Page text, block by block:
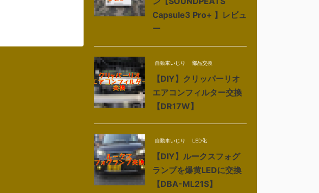
Capsule3 Pro+ 】レビュ
ー
自動車いじり 部品交換
【DIY】クリッパーリオ
エアコンフィルター交換
【DR17W】
自動車いじり LED化
【DIY】ルークスフォグ
ランプを爆黄LEDに交換
【DBA-ML21S】